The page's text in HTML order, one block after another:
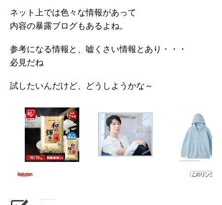
ネット上では色々な情報があって
内容の暴露ブログもあるよね。
参考になる情報と、嘘くさい情報とあり・・・
必見だね
試したいんだけど、どうしようかな～